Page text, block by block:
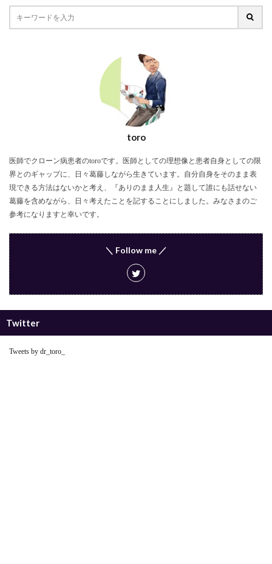
toro
医師でクローン病患者のtoroです。医師としての理想像と患者自身としての限
界とのギャップに、日々葛藤しながら生きています。自分自身をそのまま表
現できる方法はないかと考え、『ありのまま人生』と題して誰にも話せない
葛藤を含めながら、日々考えたことを記することにしました。みなさまのご
参考になりますと幸いです。
＼ Follow me ／
Twitter
Tweets by dr_toro_